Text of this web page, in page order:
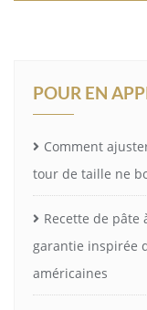
POUR EN
Comment
tour de taille ne
Recette de pâte
garantie inspirée
américaines